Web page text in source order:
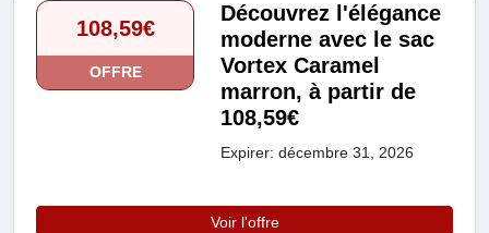
108,59€
OFFRE
Découvrez l'élégance
moderne avec le sac
Vortex Caramel
marron, à partir de
108,59€
Expirer: décembre 31, 2026
Voir l'offre